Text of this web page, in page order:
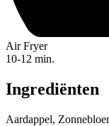
Air Fryer
10-12 min.
Ingrediënten
Aardappel,